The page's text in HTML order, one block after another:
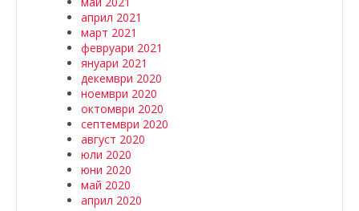
април 2021
март 2021
февруари 2021
януари 2021
декември 2020
ноември 2020
октомври 2020
септември 2020
август 2020
юли 2020
юни 2020
май 2020
април 2020